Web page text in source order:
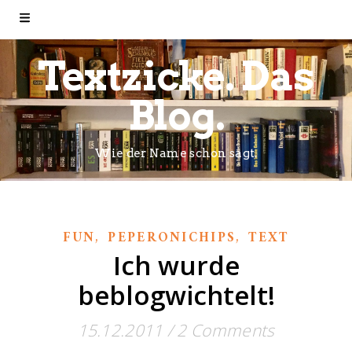
Textzicke. Das
Blog.
Wie der Name schon sagt.
FUN,PEPERONICHIPS,TEXT
Ich wurde
beblogwichtelt!
15.12.2011 / 2 Comments